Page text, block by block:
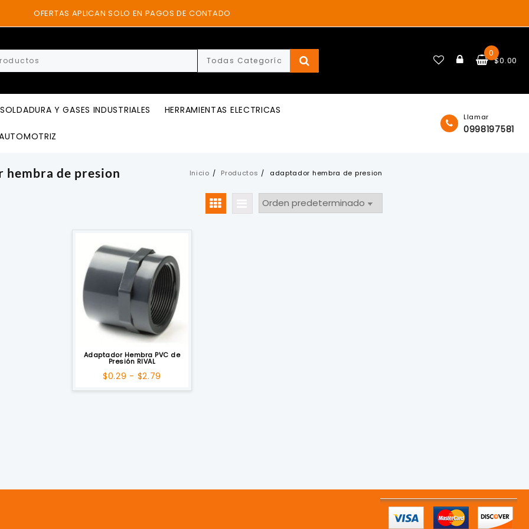
OFERTAS APLICAN SOLO EN PAGOS DE CONTADO
0
$0.00
SOLDADURA Y GASES INDUSTRIALES HERRAMIENTAS ELECTRICAS
Llamar
0998197581
hembra de presion Inicio Productos adaptador hembra de presion
Adaptador Hembra PVC de
Presión RIVAL
$0.29 - $2.79
de